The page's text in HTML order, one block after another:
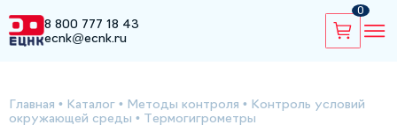
8 800 777 18 43
ecnk@ecnk.ru
0
Главная • Каталог • Методы контроля • Контроль условий
окружающей среды • Термогигрометры